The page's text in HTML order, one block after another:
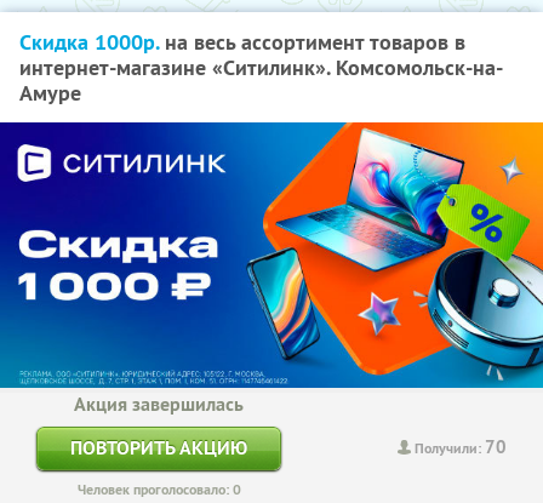
Скидка 1000р.на весь ассортимент товаров в
интернет-магазине «Ситилинк». Комсомольск-на-
Амуре
Получили: 70
Акция завершилась
ПОВТОРИТЬ АКЦИЮ
Человек проголосовало: 0